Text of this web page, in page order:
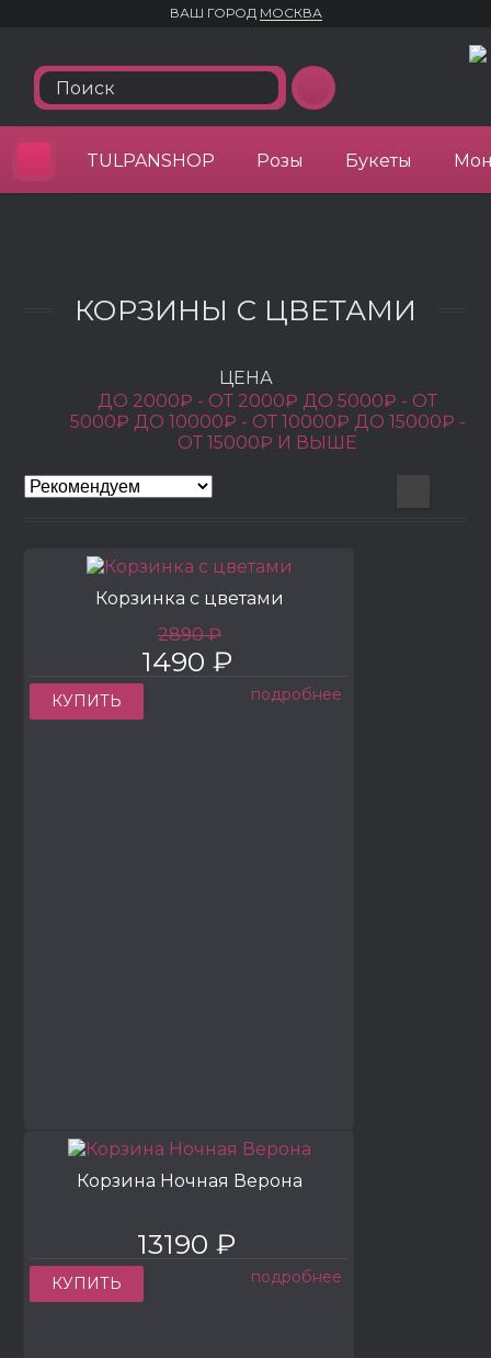
ВАШ ГОРОД МОСКВА
TULPANSHOP Розы Букеты
КОРЗИНЫ С ЦВЕТАМИ
ЦЕНА
ДО 2000₽ - ОТ 2000₽ ДО 5000₽ - ОТ
5000₽ ДО 10000₽ - ОТ 10000₽ ДО 15000₽ -
ОТ 15000₽ И ВЫШЕ
Корзинка с цветами
2890 ₽
1490 ₽
КУПИТЬ подробнее
Корзина Ночная Верона
13190 ₽
КУПИТЬ подробнее